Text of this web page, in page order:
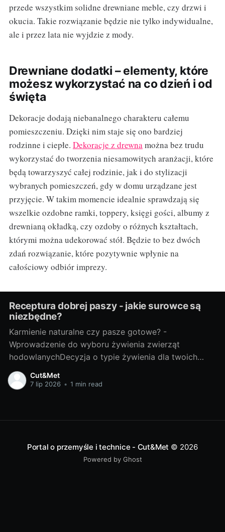
przede wszystkim solidne drewniane meble, czy drzwi i
okucia. Takie rozwiązanie będzie nie tylko indywidualne,
ale i przez lata nie wyjdzie z mody.
Drewniane dodatki – elementy, które
możesz wykorzystać na co dzień i od
święta
Dekoracje dodają niebanalnego charakteru całemu
pomieszczeniu. Dzięki nim staje się ono bardziej
rodzinne i ciepłe. Dekoracje z drewnamożna bez trudu
wykorzystać do tworzenia niesamowitych aranżacji, które
będą towarzyszyć całej rodzinie, jak i do stylizacji
wybranych pomieszczeń, gdy w domu urządzane jest
przyjęcie. W takim momencie idealnie sprawdzają się
wszelkie ozdobne ramki, toppery, księgi gości, albumy z
drewnianą okładką, czy ozdoby o różnych kształtach,
którymi można udekorować stół. Będzie to bez dwóch
zdań rozwiązanie, które pozytywnie wpłynie na
całościowy odbiór imprezy.
Receptura dobrej paszy - jakie surowce są
niezbędne?
Karmienie naturalne czy pasze gotowe? -
Wprowadzenie do wyboru żywienia zwierząt
hodowlanychDecyzja o typie żywienia dla twoich
zwierząt hodowlanych to niełatwy wybór. Naturalne
karmienie, czyli podawanie zwierzętom surowców w
który wymaga dużo uwagi i wiedzy. Z drugiej strony
Cut&Met
7 lip 2026 • 1 min read
Portal o przemyśle i technice - Cut&Met © 2026
Powered by Ghost